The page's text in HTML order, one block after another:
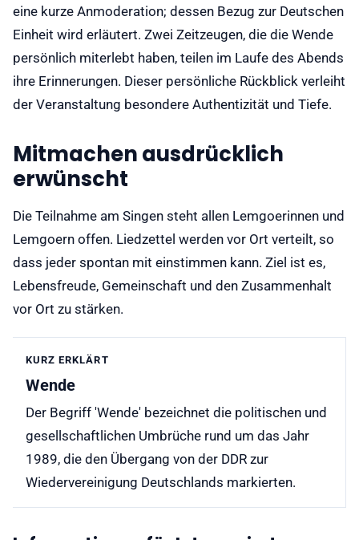
eine kurze Anmoderation; dessen Bezug zur Deutschen
Einheit wird erläutert. Zwei Zeitzeugen, die die Wende
persönlich miterlebt haben, teilen im Laufe des Abends
ihre Erinnerungen. Dieser persönliche Rückblick verleiht
der Veranstaltung besondere Authentizität und Tiefe.
Mitmachen ausdrücklich
erwünscht
Die Teilnahme am Singen steht allen Lemgoerinnen und
Lemgoern offen. Liedzettel werden vor Ort verteilt, so
dass jeder spontan mit einstimmen kann. Ziel ist es,
Lebensfreude, Gemeinschaft und den Zusammenhalt
vor Ort zu stärken.
KURZ ERKLÄRT
Wende
Der Begriff 'Wende' bezeichnet die politischen und
gesellschaftlichen Umbrüche rund um das Jahr
1989, die den Übergang von der DDR zur
Wiedervereinigung Deutschlands markierten.